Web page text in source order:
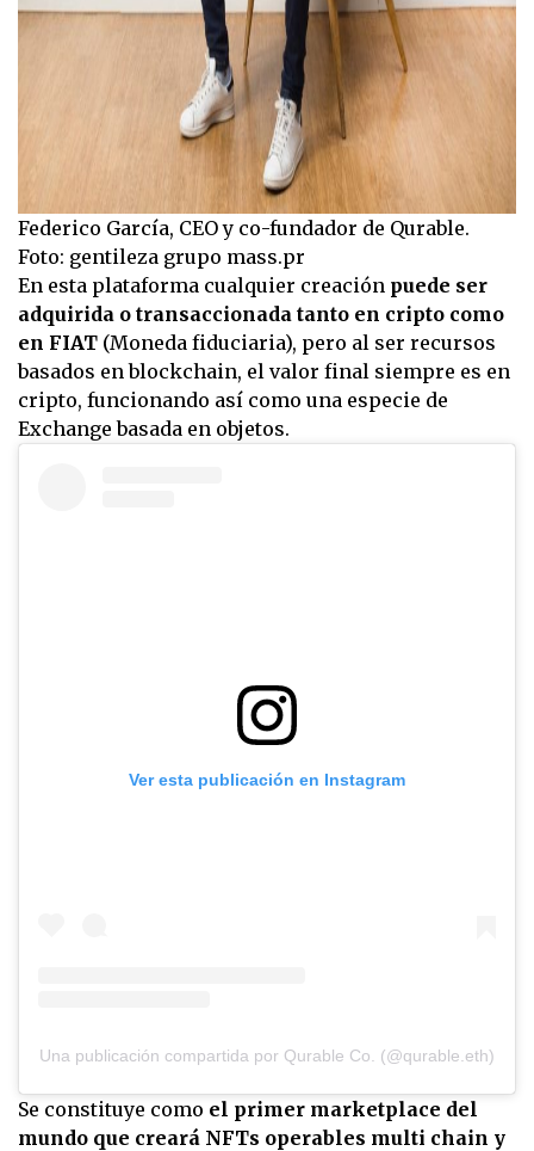
Federico García, CEO y co-fundador de Qurable.
Foto: gentileza grupo mass.pr
En esta plataforma cualquier creación puede ser
adquirida o transaccionada tanto en cripto como
en FIAT (Moneda fiduciaria), pero al ser recursos
basados en blockchain, el valor final siempre es en
cripto, funcionando así como una especie de
Exchange basada en objetos.
Ver esta publicación en Instagram
Una publicación compartida por Qurable Co. (@qurable.eth)
Se constituye como el primer marketplace del
mundo que creará NFTs operables multi chain y